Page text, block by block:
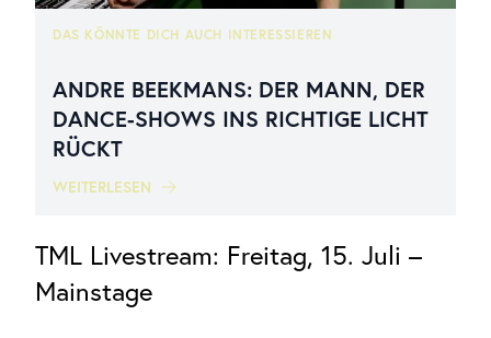
DAS KÖNNTE DICH AUCH INTERESSIEREN
ANDRE BEEKMANS: DER MANN, DER
DANCE-SHOWS INS RICHTIGE LICHT
RÜCKT
WEITERLESEN
TML Livestream: Freitag, 15. Juli –
Mainstage